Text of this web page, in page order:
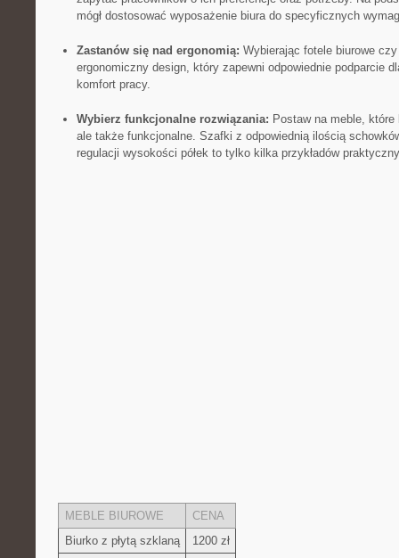
mógł dostosować wyposażenie biura do specyficznych
Zastanów się nad ergonomią: Wybierając fotele biurowe
ergonomiczny design, ‍który zapewni ​odpowiednie podparcie
komfort pracy.
Wybierz funkcjonalne rozwiązania: Postaw ‍na meble,
ale także funkcjonalne. Szafki​ z odpowiednią ilością‍
regulacji wysokości półek to tylko ⁤kilka ​przykładów⁣
MEBLE BIUROWE
CENA
Biurko z płytą szklaną
1200 zł